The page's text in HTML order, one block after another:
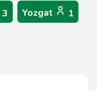
3 Yozgat 1